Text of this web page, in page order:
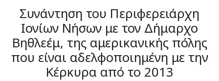
Συνάντηση του Περιφερειάρχη
Ιονίων Νήσων με τον Δήμαρχο
Βηθλεέμ, της αμερικανικής πόλης
που είναι αδελφοποιημένη με την
Κέρκυρα από το 2013